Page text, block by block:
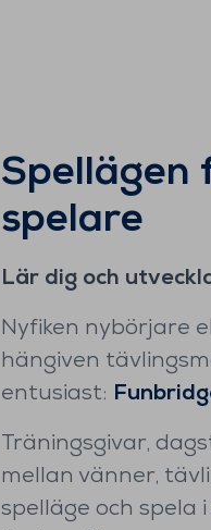
Spellägen
spelare
Lär dig och
Nyfiken nybörjare
hängiven
entusiast:
Träningsgivar,
mellan vänner,
spelläge och spela i